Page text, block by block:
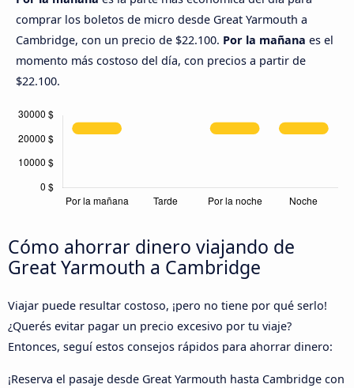
comprar los boletos de micro desde Great Yarmouth a
Cambridge, con un precio de $22.100. Por la mañana es el
momento más costoso del día, con precios a partir de
$22.100.
Cómo ahorrar dinero viajando de
Great Yarmouth a Cambridge
Viajar puede resultar costoso, ¡pero no tiene por qué serlo!
¿Querés evitar pagar un precio excesivo por tu viaje?
Entonces, seguí estos consejos rápidos para ahorrar dinero:
¡Reserva el pasaje desde Great Yarmouth hasta Cambridge con